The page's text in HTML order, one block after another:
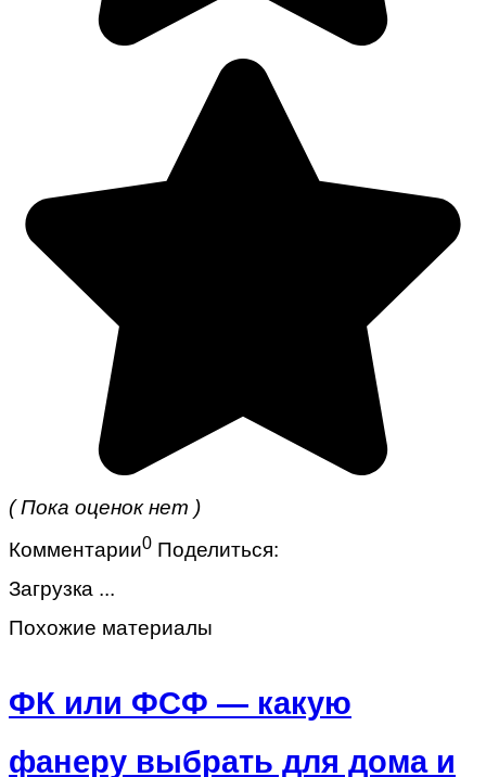
( Пока оценок нет )
Комментарии0 Поделиться:
Загрузка ...
Похожие материалы
ФК или ФСФ — какую
фанеру выбрать для дома и